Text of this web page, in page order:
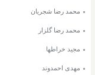
محمد رضا شجریان
محمد رضا گلزار
مجید خراطها
مهدی احمدوند